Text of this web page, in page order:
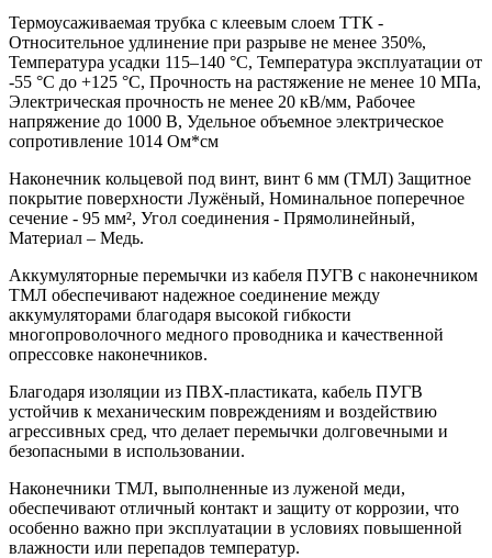
Термоусаживаемая трубка с клеевым слоем ТТК -
Относительное удлинение при разрыве не менее 350%,
Температура усадки 115–140 °C, Температура эксплуатации от
-55 °C до +125 °C, Прочность на растяжение не менее 10 МПа,
Электрическая прочность не менее 20 кВ/мм, Рабочее
напряжение до 1000 В, Удельное объемное электрическое
сопротивление 1014 Ом*см
Наконечник кольцевой под винт, винт 6 мм (ТМЛ) Защитное
покрытие поверхности Лужёный, Номинальное поперечное
сечение - 95 мм², Угол соединения - Прямолинейный,
Материал – Медь.
Аккумуляторные перемычки из кабеля ПУГВ с наконечником
ТМЛ обеспечивают надежное соединение между
аккумуляторами благодаря высокой гибкости
многопроволочного медного проводника и качественной
опрессовке наконечников.
Благодаря изоляции из ПВХ-пластиката, кабель ПУГВ
устойчив к механическим повреждениям и воздействию
агрессивных сред, что делает перемычки долговечными и
безопасными в использовании.
Наконечники ТМЛ, выполненные из луженой меди,
обеспечивают отличный контакт и защиту от коррозии, что
особенно важно при эксплуатации в условиях повышенной
влажности или перепадов температур.